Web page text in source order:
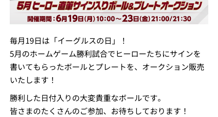
毎月19日は「イーグルスの日」！
5月のホームゲーム勝利試合でヒーローたちにサインを
書いてもらったボールとプレートを、オークション販売
いたします！
勝利した日付入りの大変貴重なボールです。
皆さまのたくさんのご参加、お待ちしております！